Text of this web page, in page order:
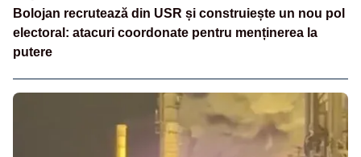
Bolojan recrutează din USR și construiește un nou pol
electoral: atacuri coordonate pentru menținerea la
putere